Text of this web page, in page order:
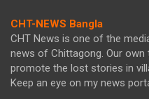
CHT-NEWS Bangla
CHT News is one of the
news of Chittagong. Our
promote the lost stories in
Keep an eye on my news